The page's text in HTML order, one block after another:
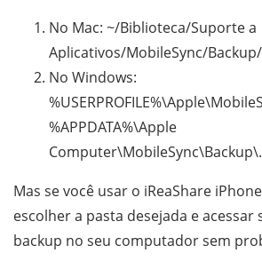
No Mac: ~/Biblioteca/Suporte a
Aplicativos/MobileSync/
No Windows:
%APPDATA%\Apple
Computer\MobileSync\Backup\.
Mas se você usar o iReaShare
escolher a pasta desejada e acessar
backup no seu computador sem